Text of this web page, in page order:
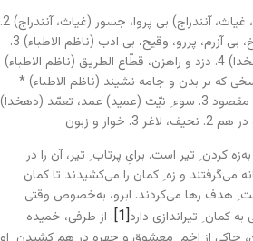
1. بی باک و دلیر (برهان، غیاث، آنندراج) بی پروا، جسور (غیاث، آنندراج) 2.
بی حیا، بی شرم (برهان) گستاخ، بی آزرم، پررو، وقیح، بی ادب (ناظم الاطباء) 3.
بازیگوش، شیطان [کودکی] (دهخدا) 4. دزد و راهزن، قطّاع الطریق (ناظم الاطباء)
1. آهنگ، عزم 2. منظور، مقصود 3. سوء ِ نیّت (عمید) عمد، تعمّد (دهخدا)
کردن ِ تیر است. برایِ پرتاب ِ تیر، آن را در
می‌گرفتند و زه ِ کمان را می‌کشیدند تا کمان
هدف رها می‌کردند. ابرو، به‌خصوص وقتی
کمان ِ تیراندازی دارد[1]
. از طرفی، خمیده